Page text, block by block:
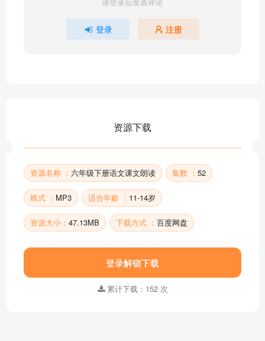
15.真理诞生于一百个问号之后
10.古诗三首
部分目录展示 ▶ 下载后解锁 52 首完整音频
登录 注册
资源下载
资源名称 ： 六年级下册语文课文朗读 集数 ： 52
格式 ： MP3 适合年龄 ： 11-14岁
资源大小： 47.13MB 下载方式 ： 百度网盘
登录解锁下载
累计下载：152 次